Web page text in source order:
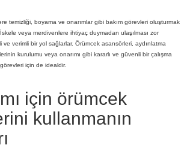
temizliği, boyama ve onarımlar gibi bakım görevleri oluşturmak
veya merdivenlere ihtiyaç duymadan ulaşılması zor
verimli bir yol sağlarlar. Örümcek asansörleri, aydınlatma
kurulumu veya onarımı gibi kararlı ve güvenli bir çalışma
için de idealdir.
için örümcek
kullanmanın